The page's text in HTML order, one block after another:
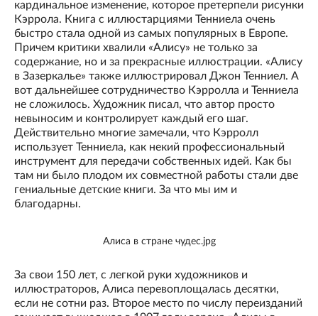
кардинальное изменение, которое претерпели рисунки
Кэррола. Книга с иллюстарциями Тенниела очень
быстро стала одной из самых популярных в Европе.
Причем критики хвалили «Алису» не только за
содержание, но и за прекрасные иллюстрации. «Алису
в Зазеркалье» также иллюстрировал Джон Тенниел. А
вот дальнейшее сотрудничество Кэрролла и Тенниела
не сложилось. Художник писал, что автор просто
невыносим и контролирует каждый его шаг.
Действительно многие замечали, что Кэрролл
использует Тенниела, как некий профессиональный
инструмент для передачи собственных идей. Как бы
там ни было плодом их совместной работы стали две
гениальные детские книги. За что мы им и
благодарны.
Алиса в стране чудес.jpg
За свои 150 лет, с легкой руки художников и
иллюстраторов, Алиса перевоплощалась десятки,
если не сотни раз. Второе место по числу переизданий